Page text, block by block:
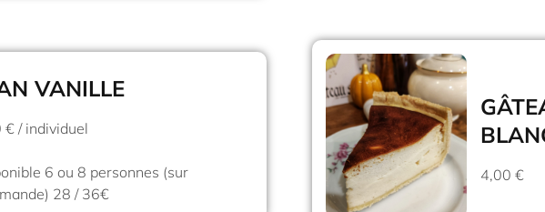
VANILLE
€ / individuel
6 ou 8 personnes (sur
28 / 36€
4,00 €